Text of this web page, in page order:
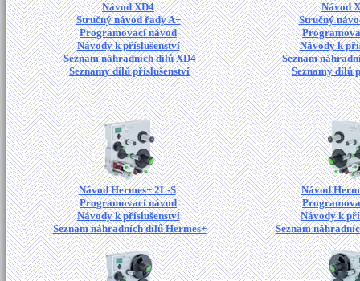
Návod XD4
Stručný návod řady A+
Programovací návod
Návody k příslušenství
Seznam náhradních dílů XD4
Seznamy dílů příslušenství
Návod
Stručný
Návody k
Seznam
Seznamy dílů
Návod Hermes+ 2L-S
Programovací návod
Návody k příslušenství
Seznam náhradních dílů Hermes+
Návod
Návody k
Seznam